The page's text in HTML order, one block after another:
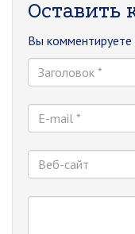
Оставить
Вы комментируете